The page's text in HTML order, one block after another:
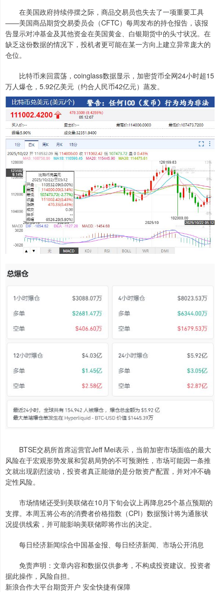
在美国政府持续停摆之际，商品交易员也失去了一项重要工具
——美国商品期货交易委员会（CFTC）每周发布的持仓报告，该报
告显示对冲基金及其他资金在美国黄金、白银期货中的头寸状况。在
缺乏这份数据的情况下，投机者更可能在某一方向上建立异常庞大的
仓位。
比特币来回震荡，coinglass数据显示，加密货币全网24小时超15
万人爆仓，5.92亿美元（约合人民币42亿元）蒸发。
BTSE交易所首席运营官Jeff Mei表示，当前加密市场面临的最大
风险在于宏观形势发展和贸易局势的不可预测性，市场可能因一条推
文就出现剧烈波动，投资者真正能做的是分散资产配置，并对冲不确
定性风险。
市场情绪还受到美联储在10月下旬会议上再降息25个基点预期的
支撑。本周五将公布的消费者价格指数（CPI）数据预计将为通胀状
况提供线索，并可能影响美联储即将作出的决定。
每日经济新闻综合中国基金报、每日经济新闻、市场公开消息
免责声明：文章内容和数据仅供参考，不构成投资建议。投资者
据此操作，风险自担。
新浪合作大平台期货开户 安全快捷有保障